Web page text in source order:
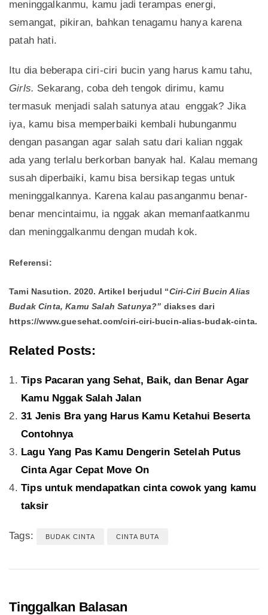
meninggalkanmu, kamu jadi terampas energi,
semangat, pikiran, bahkan tenagamu hanya karena
patah hati.
Itu dia beberapa ciri-ciri bucin yang harus kamu tahu,
Girls. Sekarang, coba deh tengok dirimu, kamu
termasuk menjadi salah satunya atau enggak? Jika
iya, kamu bisa memperbaiki kembali hubunganmu
dengan pasangan agar salah satu dari kalian nggak
ada yang terlalu berkorban banyak hal. Kalau memang
susah diperbaiki, kamu bisa bersikap tegas untuk
meninggalkannya. Karena kalau pasanganmu benar-
benar mencintaimu, ia nggak akan memanfaatkanmu
dan meninggalkanmu dengan mudah kok.
Referensi:
Tami Nasution. 2020. Artikel berjudul “Ciri-Ciri Bucin Alias
Budak Cinta, Kamu Salah Satunya?” diakses dari
https://www.guesehat.com/ciri-ciri-bucin-alias-budak-cinta.
Related Posts:
Tips Pacaran yang Sehat, Baik, dan Benar Agar
Kamu Nggak Salah Jalan
31 Jenis Bra yang Harus Kamu Ketahui Beserta
Contohnya
Lagu Yang Pas Kamu Dengerin Setelah Putus
Cinta Agar Cepat Move On
Tips untuk mendapatkan cinta cowok yang kamu
taksir
Tags: BUDAK CINTA CINTA BUTA
Tinggalkan Balasan